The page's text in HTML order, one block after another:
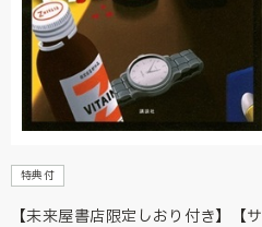
特典付
【未来屋書店限定しおり付き】【サ